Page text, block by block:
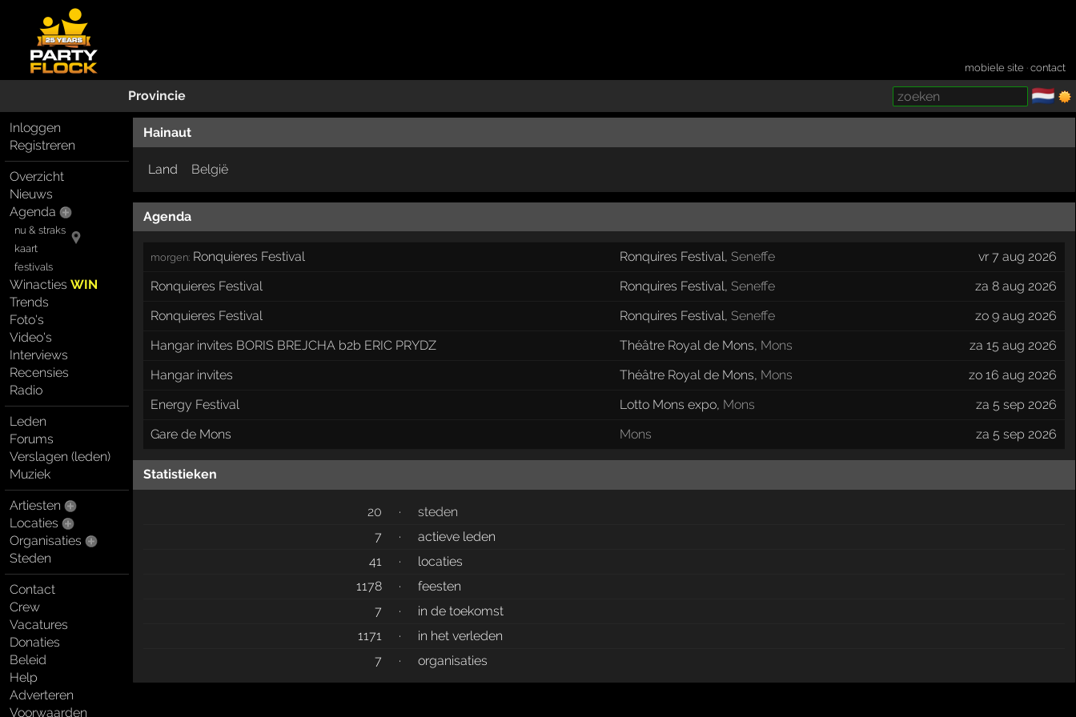
mobiele site ·contact
Provincie 🇳🇱
Inloggen
Registreren
Overzicht
Nieuws
Agenda
nu & straks
kaart
festivals
WinactiesWIN
Trends
Foto's
Video's
Interviews
Recensies
Radio
Leden
Forums
Verslagen (leden)
Muziek
Artiesten
Locaties
Organisaties
Steden
Contact
Crew
Vacatures
Donaties
Beleid
Help
Adverteren
Voorwaarden
Hainaut
Land België
Agenda
morgen: Ronquieres Festival Ronquires Festival,Seneffe
vr 7 aug 2026
Ronquieres Festival
Ronquires Festival,Seneffe
za 8 aug 2026
Ronquieres Festival
Ronquires Festival,Seneffe
zo 9 aug 2026
Hangar invites BORIS BREJCHA b2b ERIC PRYDZ
Théâtre Royal de Mons, Mons
za 15 aug 2026
Hangar invites
Théâtre Royal de Mons, Mons
zo 16 aug 2026
Energy Festival
Lotto Mons expo, Mons
za 5 sep 2026
Gare de Mons
Mons za 5 sep 2026
Statistieken
20 ·
steden
7
·
actieve leden
41
·
locaties
1178
·
feesten
7
·
in de toekomst
1171
·
in het verleden
7
· organisaties